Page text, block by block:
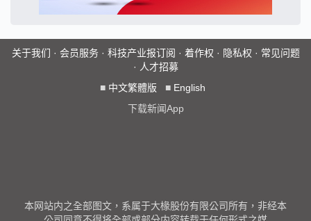
关于我们 · 会员服务· 科技产业报订阅 · 着作权 · 隐私权 · 常见问题
· 人才招募
■ 中文繁體版 ■ English
下载新闻App
本网站内之全部图文，系属于大椽股份有限公司所有，非经本